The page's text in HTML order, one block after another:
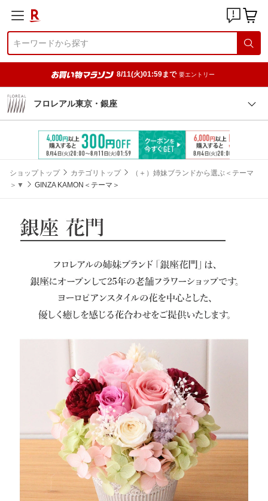
8/11(火)01:59まで 要エントリー
フロレアル東京・銀座
ショップトップ カテゴリトップ
（＋）姉妹ブランドから選ぶ＜テーマ
＞▼
GINZA KAMON＜テーマ＞